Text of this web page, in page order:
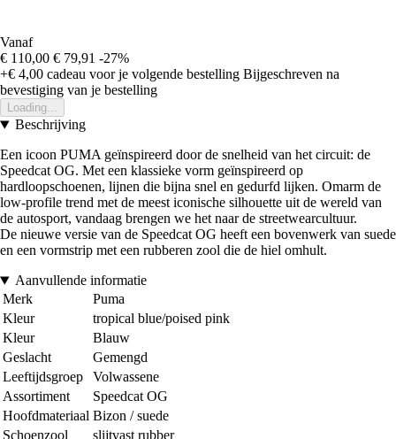
Vanaf
€ 110,00 € 79,91 -27%
+€ 4,00 cadeau voor je volgende bestelling Bijgeschreven na
bevestiging van je bestelling
Loading...
Beschrijving
Een icoon PUMA geïnspireerd door de snelheid van het circuit: de
Speedcat OG. Met een klassieke vorm geïnspireerd op
hardloopschoenen, lijnen die bijna snel en gedurfd lijken. Omarm de
low-profile trend met de meest iconische silhouette uit de wereld van
de autosport, vandaag brengen we het naar de streetwearcultuur.
De nieuwe versie van de Speedcat OG heeft een bovenwerk van suede
en een vormstrip met een rubberen zool die de hiel omhult.
Aanvullende informatie
Merk
Puma
Kleur
tropical blue/poised pink
Kleur
Blauw
Geslacht
Gemengd
Leeftijdsgroep
Volwassene
Assortiment
Speedcat OG
Hoofdmateriaal Bizon / suede
Schoenzool
slijtvast rubber